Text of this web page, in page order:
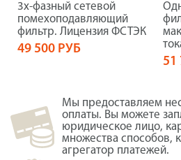
3х-фазный сетевой
помехоподавляющий
фильтр. Лицензия ФСТЭК
49 500 РУБ
51
Мы предоставляем
оплаты. Вы можете
юридическое лицо,
множества способов,
агрегатор платежей.